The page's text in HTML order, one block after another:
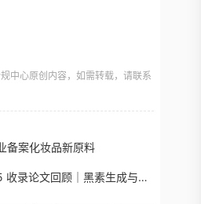
中心原创内容，如需转载，请联系
备案化妆品新原料
IFSCC 2025 收录论文回顾｜黑素生成与色素沉着Melanogenesis /Pigmentation前沿